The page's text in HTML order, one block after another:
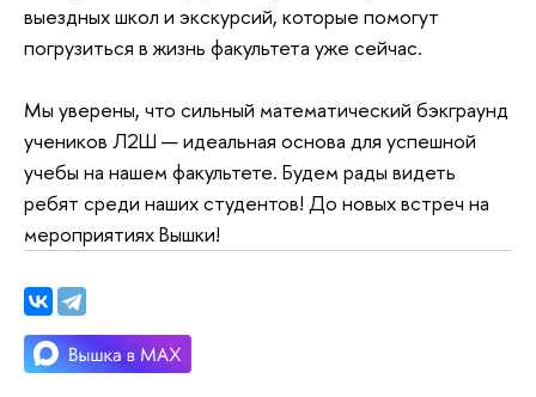
выездных школ и экскурсий, которые помогут
погрузиться в жизнь факультета уже сейчас.
Мы уверены, что сильный математический бэкграунд
учеников Л2Ш — идеальная основа для успешной
учебы на нашем факультете. Будем рады видеть
ребят среди наших студентов! До новых встреч на
мероприятиях Вышки!